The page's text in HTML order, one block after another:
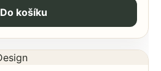
Do košíku